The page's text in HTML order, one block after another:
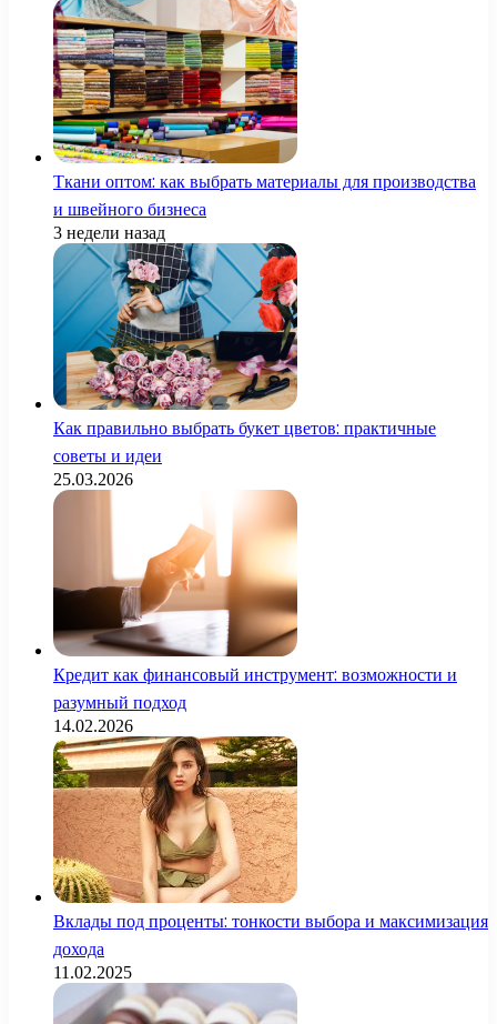
Ткани оптом: как выбрать материалы для производства
и швейного бизнеса
3 недели назад
Как правильно выбрать букет цветов: практичные
советы и идеи
25.03.2026
Кредит как финансовый инструмент: возможности и
разумный подход
14.02.2026
Вклады под проценты: тонкости выбора и максимизация
дохода
11.02.2025